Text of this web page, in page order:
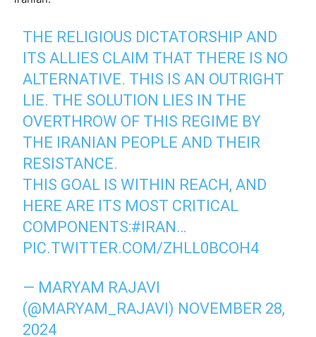
THE RELIGIOUS DICTATORSHIP AND
ITS ALLIES CLAIM THAT THERE IS NO
ALTERNATIVE. THIS IS AN OUTRIGHT
LIE. THE SOLUTION LIES IN THE
OVERTHROW OF THIS REGIME BY
THE IRANIAN PEOPLE AND THEIR
RESISTANCE.
THIS GOAL IS WITHIN REACH, AND
HERE ARE ITS MOST CRITICAL
COMPONENTS:#IRAN…
PIC.TWITTER.COM/ZHLL0BCOH4
— MARYAM RAJAVI
(@MARYAM_RAJAVI) NOVEMBER 28,
2024